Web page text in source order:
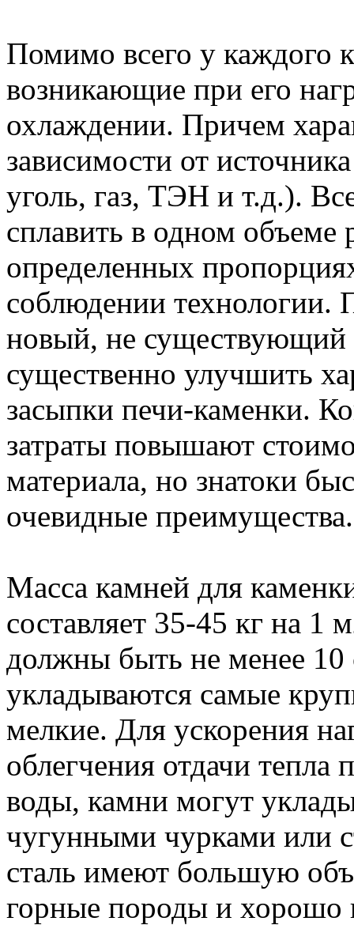
Помимо всего у каждого
возникающие при его
охлаждении. Причем
зависимости от
уголь, газ, ТЭН и т.д.).
сплавить в одном объеме
определенных
соблюдении технологии.
новый, не существующий
существенно улучшить
засыпки печи-каменки.
затраты повышают
материала, но знатоки
очевидные преимущества.
Масса камней для
составляет 35-45 кг на
должны быть не менее 10
укладываются самые
мелкие. Для ускорения
облегчения отдачи
воды, камни могут
чугунными чурками или
сталь имеют большую
горные породы и хорошо